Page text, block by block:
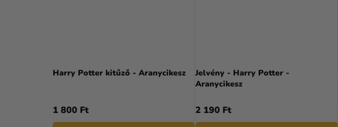
Harry Potter kitűző - Aranycikesz
1 800 Ft
Jelvény - Harry Potter -
Aranycikesz
2 190 Ft